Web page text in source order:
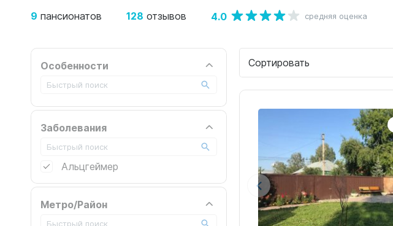
9 пансионатов 128 отзывов 4.0 средняя оценка
Особенности
Заболевания
Альцгеймер
Метро/Район
Сортировать